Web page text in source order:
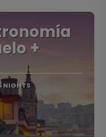
+
NIGHTS